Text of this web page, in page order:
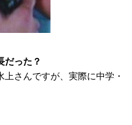
だった？
さんですが、実際に中学・